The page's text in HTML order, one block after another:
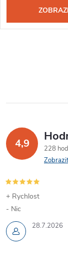
4,9
228
28.7.2026
+ Rychlost
- Nic